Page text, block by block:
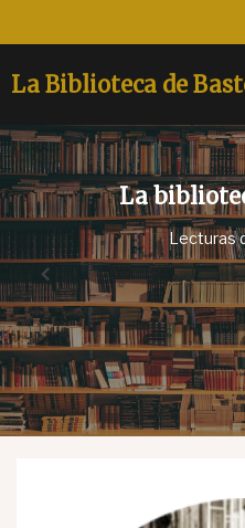
La Biblioteca de
La
Lecturas